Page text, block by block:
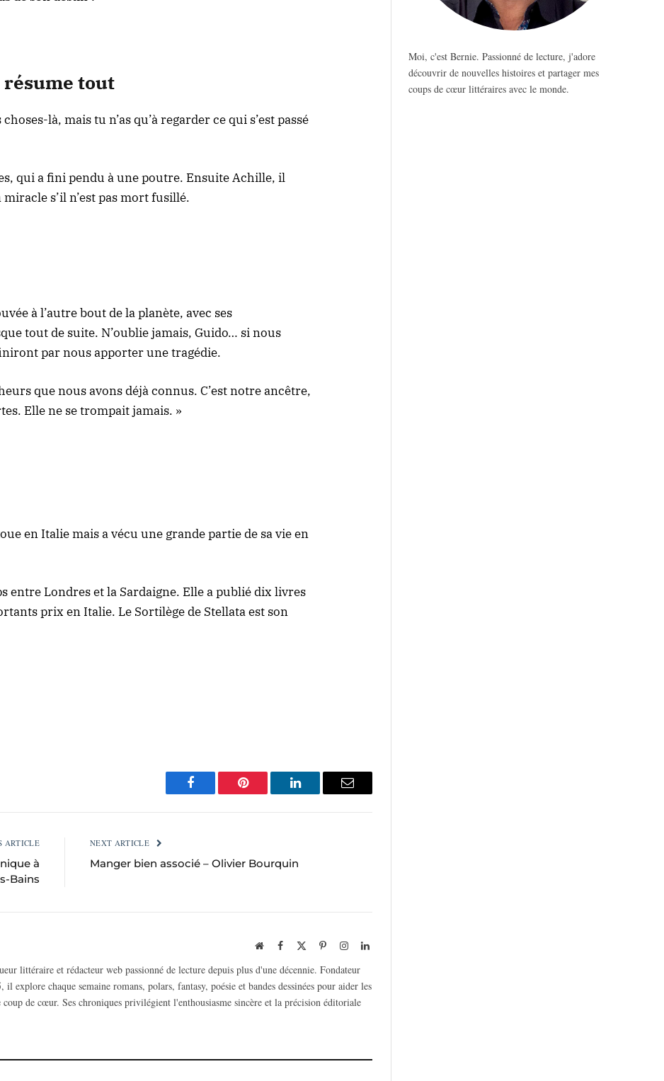
tout
là, mais tu n’as qu’à regarder ce qui s’est passé
qui a fini pendu à une poutre. Ensuite Achille, il
s’il n’est pas mort fusillé.
à l’autre bout de la planète, avec ses
tout de suite. N’oublie jamais, Guido… si nous
par nous apporter une tragédie.
que nous avons déjà connus. C’est notre ancêtre,
Elle ne se trompait jamais. »
en Italie mais a vécu une grande partie de sa vie en
entre Londres et la Sardaigne. Elle a publié dix livres
prix en Italie. Le Sortilège de Stellata est son
Facebook Pinterest LinkedIn Email
ARTICLE
à
Bains
NEXT ARTICLE
Manger bien associé – Olivier Bourquin
WebsiteFacebook PinterestInstagramLinkedIn
littéraire et rédacteur web passionné de lecture depuis plus d'une décennie. Fondateur
explore chaque semaine romans, polars, fantasy, poésie et bandes dessinées pour aider les
de cœur. Ses chroniques privilégient l'enthousiasme sincère et la précision éditoriale
Moi, c'est Bernie. Passionné de lecture, j'adore
découvrir de nouvelles histoires et partager mes
coups de cœur littéraires avec le monde.